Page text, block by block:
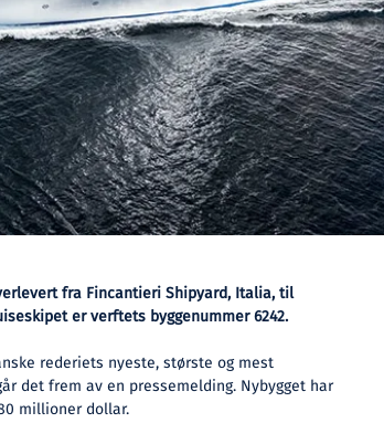
fra Fincantieri Shipyard, Italia, til
er verftets byggenummer 6242.
rederiets nyeste, største og mest
det frem av en pressemelding. Nybygget har
millioner dollar.